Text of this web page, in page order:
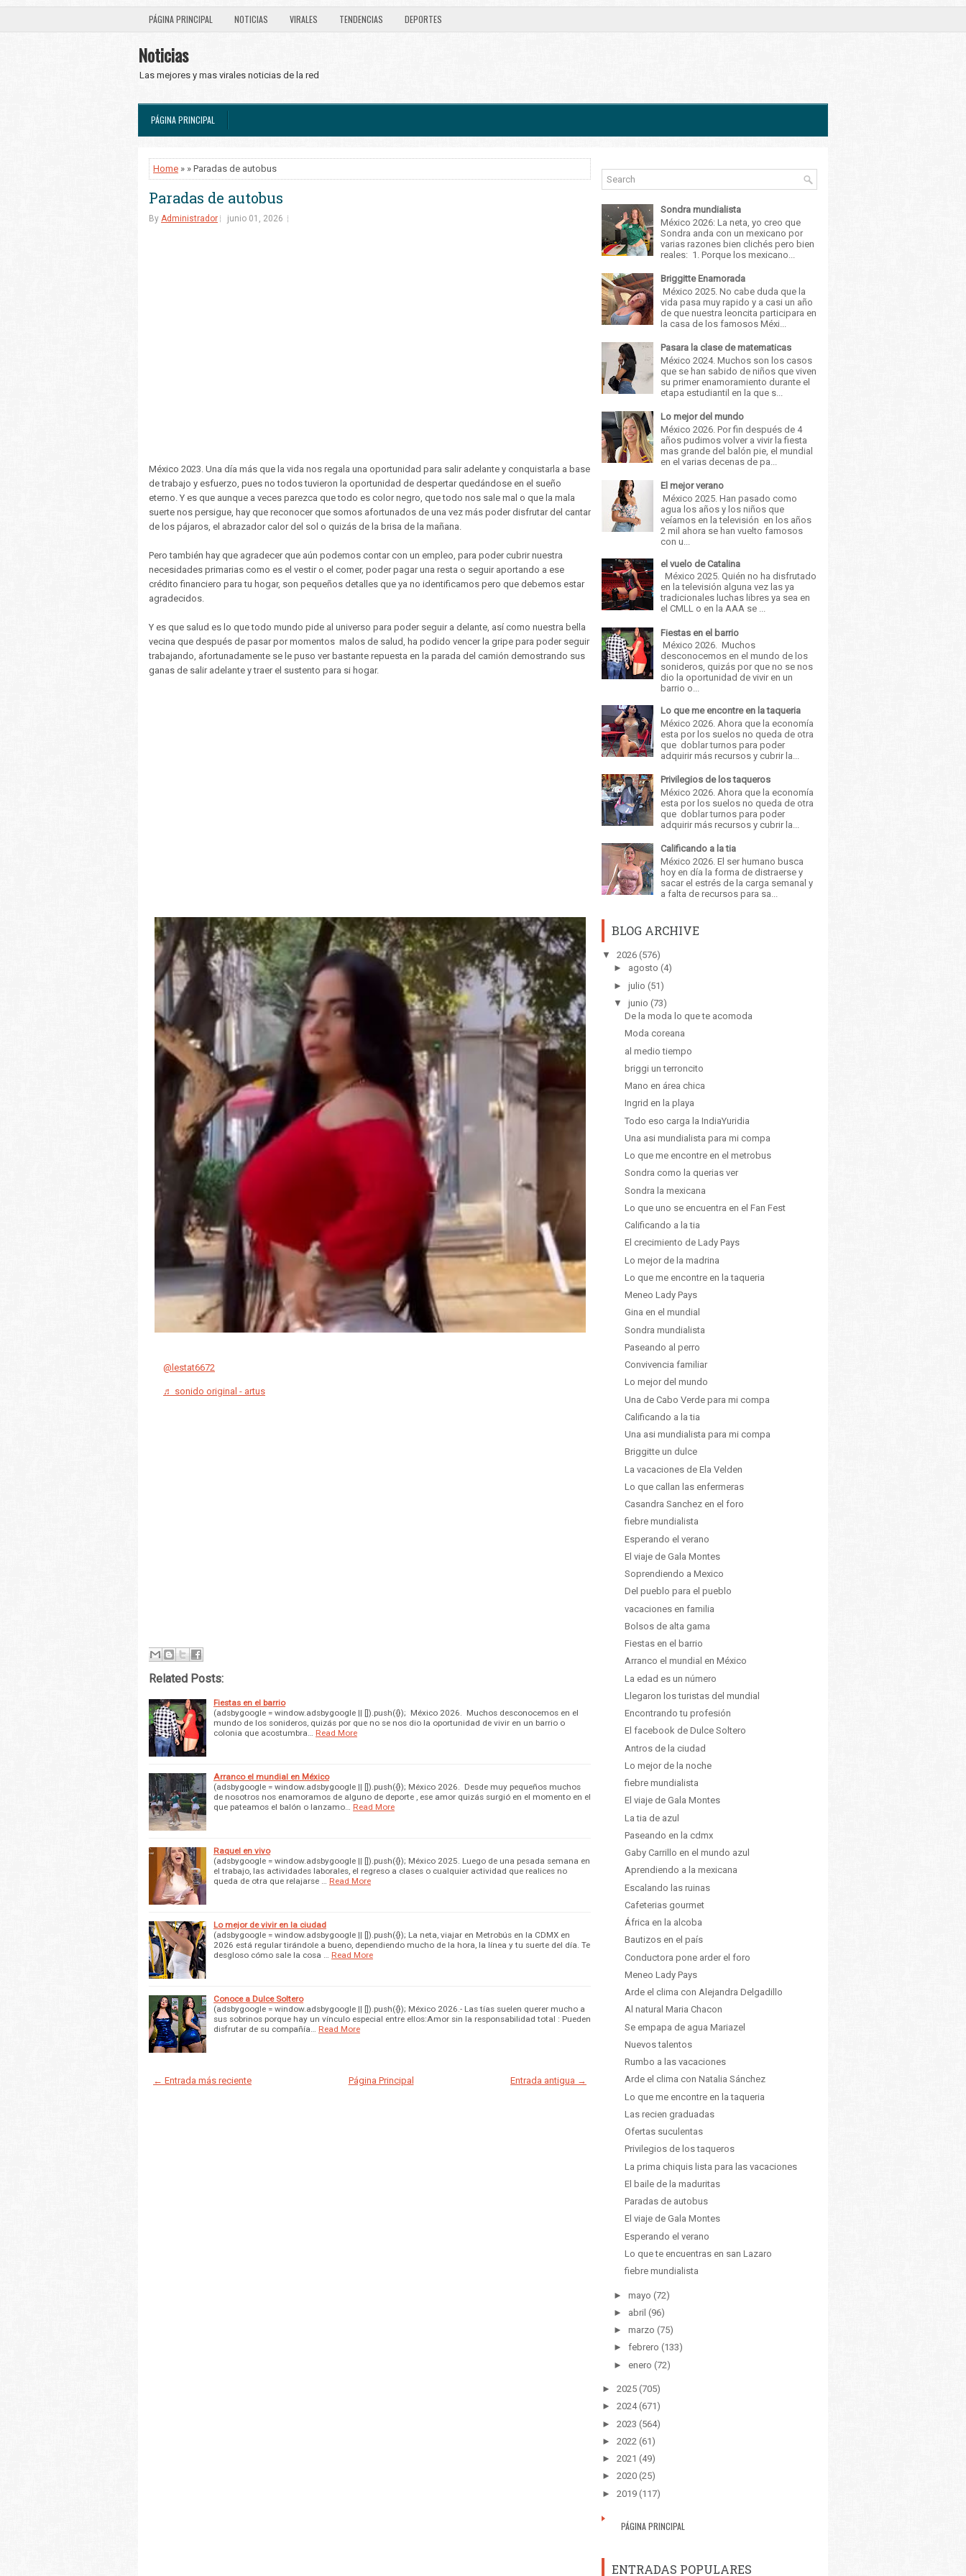
PÁGINA PRINCIPAL NOTICIAS VIRALES TENDENCIAS DEPORTES
Noticias
Las mejores y mas virales noticias de la red
PÁGINA PRINCIPAL
Home » » Paradas de autobus
Paradas de autobus
By Administrador junio 01, 2026
México 2023. Una día más que la vida nos regala una oportunidad para salir adelante y conquistarla a base
de trabajo y esfuerzo, pues no todos tuvieron la oportunidad de despertar quedándose en el sueño
eterno. Y es que aunque a veces parezca que todo es color negro, que todo nos sale mal o que la mala
suerte nos persigue, hay que reconocer que somos afortunados de una vez más poder disfrutar del cantar
de los pájaros, el abrazador calor del sol o quizás de la brisa de la mañana.
Pero también hay que agradecer que aún podemos contar con un empleo, para poder cubrir nuestra
necesidades primarias como es el vestir o el comer, poder pagar una resta o seguir aportando a ese
crédito financiero para tu hogar, son pequeños detalles que ya no identificamos pero que debemos estar
agradecidos.
Y es que salud es lo que todo mundo pide al universo para poder seguir a delante, así como nuestra bella
vecina que después de pasar por momentos malos de salud, ha podido vencer la gripe para poder seguir
trabajando, afortunadamente se le puso ver bastante repuesta en la parada del camión demostrando sus
ganas de salir adelante y traer el sustento para si hogar.
@lestat6672
♬ sonido original - artus
Related Posts:
Fiestas en el barrio
(adsbygoogle = window.adsbygoogle || []).push({}); México 2026. Muchos desconocemos en el
mundo de los sonideros, quizás por que no se nos dio la oportunidad de vivir en un barrio o
colonia que acostumbra… Read More
Arranco el mundial en México
(adsbygoogle = window.adsbygoogle || []).push({}); México 2026. Desde muy pequeños muchos
de nosotros nos enamoramos de alguno de deporte , ese amor quizás surgió en el momento en el
que pateamos el balón o lanzamo… Read More
Raquel en vivo
(adsbygoogle = window.adsbygoogle || []).push({}); México 2025. Luego de una pesada semana en
el trabajo, las actividades laborales, el regreso a clases o cualquier actividad que realices no
queda de otra que relajarse … Read More
Lo mejor de vivir en la ciudad
(adsbygoogle = window.adsbygoogle || []).push({}); La neta, viajar en Metrobús en la CDMX en
2026 está regular tirándole a bueno, dependiendo mucho de la hora, la línea y tu suerte del día. Te
desgloso cómo sale la cosa … Read More
Conoce a Dulce Soltero
(adsbygoogle = window.adsbygoogle || []).push({}); México 2026.- Las tías suelen querer mucho a
sus sobrinos porque hay un vínculo especial entre ellos:Amor sin la responsabilidad total : Pueden
disfrutar de su compañía… Read More
← Entrada más reciente Entrada antigua →
Página Principal
Sondra mundialista
México 2026: La neta, yo creo que
Sondra anda con un mexicano por
varias razones bien clichés pero bien
reales: 1. Porque los mexicano...
Briggitte Enamorada
México 2025. No cabe duda que la
vida pasa muy rapido y a casi un año
de que nuestra leoncita participara en
la casa de los famosos Méxi...
Pasara la clase de matematicas
México 2024. Muchos son los casos
que se han sabido de niños que viven
su primer enamoramiento durante el
etapa estudiantil en la que s...
Lo mejor del mundo
México 2026. Por fin después de 4
años pudimos volver a vivir la fiesta
mas grande del balón pie, el mundial
en el varias decenas de pa...
El mejor verano
México 2025. Han pasado como
agua los años y los niños que
veíamos en la televisión en los años
2 mil ahora se han vuelto famosos
con u...
el vuelo de Catalina
México 2025. Quién no ha disfrutado
en la televisión alguna vez las ya
tradicionales luchas libres ya sea en
el CMLL o en la AAA se ...
Fiestas en el barrio
México 2026. Muchos
desconocemos en el mundo de los
sonideros, quizás por que no se nos
dio la oportunidad de vivir en un
barrio o...
Lo que me encontre en la taqueria
México 2026. Ahora que la economía
esta por los suelos no queda de otra
que doblar turnos para poder
adquirir más recursos y cubrir la...
Privilegios de los taqueros
México 2026. Ahora que la economía
esta por los suelos no queda de otra
que doblar turnos para poder
adquirir más recursos y cubrir la...
Calificando a la tia
México 2026. El ser humano busca
hoy en día la forma de distraerse y
sacar el estrés de la carga semanal y
a falta de recursos para sa...
BLOG ARCHIVE
▼ 2026 (576)
► agosto (4)
► julio (51)
▼
junio (73)
De la moda lo que te acomoda
Moda coreana
al medio tiempo
briggi un terroncito
Mano en área chica
Ingrid en la playa
Todo eso carga la IndiaYuridia
Una asi mundialista para mi compa
Lo que me encontre en el metrobus
Sondra como la querias ver
Sondra la mexicana
Lo que uno se encuentra en el Fan Fest
Calificando a la tia
El crecimiento de Lady Pays
Lo mejor de la madrina
Lo que me encontre en la taqueria
Meneo Lady Pays
Gina en el mundial
Sondra mundialista
Paseando al perro
Convivencia familiar
Lo mejor del mundo
Una de Cabo Verde para mi compa
Calificando a la tia
Una asi mundialista para mi compa
Briggitte un dulce
La vacaciones de Ela Velden
Lo que callan las enfermeras
Casandra Sanchez en el foro
fiebre mundialista
Esperando el verano
El viaje de Gala Montes
Soprendiendo a Mexico
Del pueblo para el pueblo
vacaciones en familia
Bolsos de alta gama
Fiestas en el barrio
Arranco el mundial en México
La edad es un número
Llegaron los turistas del mundial
Encontrando tu profesión
El facebook de Dulce Soltero
Antros de la ciudad
Lo mejor de la noche
fiebre mundialista
El viaje de Gala Montes
La tia de azul
Paseando en la cdmx
Gaby Carrillo en el mundo azul
Aprendiendo a la mexicana
Escalando las ruinas
Cafeterias gourmet
África en la alcoba
Bautizos en el país
Conductora pone arder el foro
Meneo Lady Pays
Arde el clima con Alejandra Delgadillo
Al natural Maria Chacon
Se empapa de agua Mariazel
Nuevos talentos
Rumbo a las vacaciones
Arde el clima con Natalia Sánchez
Lo que me encontre en la taqueria
Las recien graduadas
Ofertas suculentas
Privilegios de los taqueros
La prima chiquis lista para las vacaciones
El baile de la maduritas
Paradas de autobus
El viaje de Gala Montes
Esperando el verano
Lo que te encuentras en san Lazaro
fiebre mundialista
► mayo (72)
► abril (96)
► marzo (75)
► febrero (133)
► enero (72)
► 2025 (705)
► 2024 (671)
► 2023 (564)
► 2022 (61)
► 2021 (49)
► 2020 (25)
► 2019 (117)
PÁGINA PRINCIPAL
ENTRADAS POPULARES